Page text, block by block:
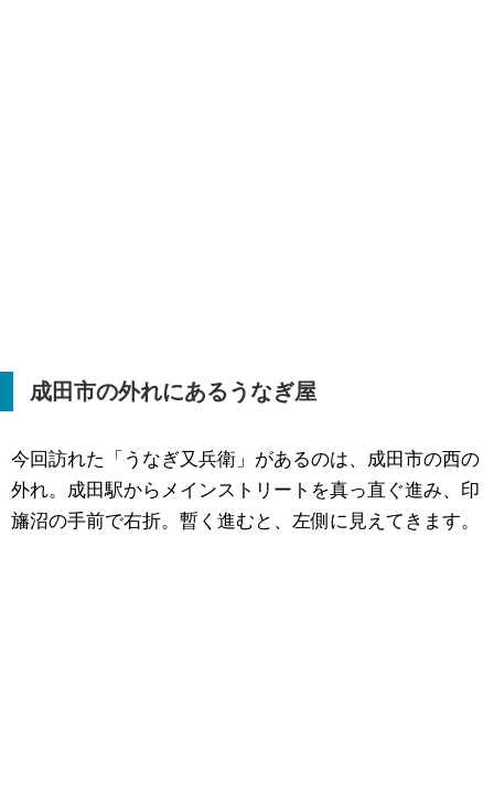
成田市の外れにあるうなぎ屋
今回訪れた「うなぎ又兵衛」があるのは、成田市の西の
外れ。成田駅からメインストリートを真っ直ぐ進み、印
旛沼の手前で右折。暫く進むと、左側に見えてきます。